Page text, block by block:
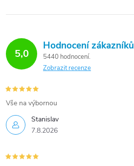
5,0
Hodnocení zákazníků
5440 hodnocení
Zobrazit recenze
Stanislav
7.8.2026
Vše na výbornou